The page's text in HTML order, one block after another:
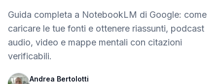
Guida completa a NotebookLM di Google: come
caricare le tue fonti e ottenere riassunti, podcast
audio, video e mappe mentali con citazioni
verificabili.
Andrea Bertolotti